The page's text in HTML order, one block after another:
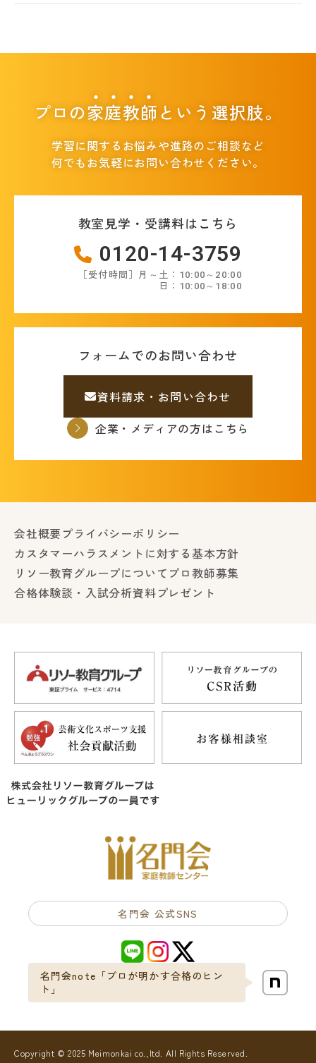
プロの家庭教師という選択肢。
学習に関するお悩みや進路のご相談など
何でもお気軽にお問い合わせください。
教室見学・受講料はこちら
0120-14-3759
［受付時間］月～土：10:00～20:00
日：10:00～18:00
フォームでのお問い合わせ
資料請求・お問い合わせ
企業・メディアの方はこちら
会社概要プライバシーポリシー
カスタマーハラスメントに対する基本方針
リソー教育グループについて プロ教師募集
合格体験談・入試分析資料プレゼント
名門会 公式SNS
名門会note「プロが明かす合格のヒン
ト」
Copyright © 2025 Meimonkai co.,ltd. All Rights Reserved.